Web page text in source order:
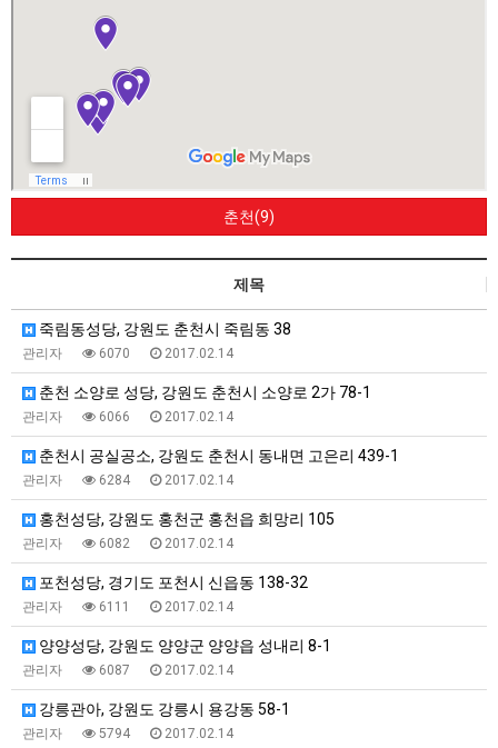
춘천(9)
제목
죽림동성당, 강원도 춘천시 죽림동 38
관리자 6070 2017.02.14
춘천 소양로 성당, 강원도 춘천시 소양로 2가 78-1
관리자 6066 2017.02.14
춘천시 공실공소, 강원도 춘천시 동내면 고은리 439-1
관리자 6284 2017.02.14
홍천성당, 강원도 홍천군 홍천읍 희망리 105
관리자 6082 2017.02.14
포천성당, 경기도 포천시 신읍동 138-32
관리자 6111 2017.02.14
양양성당, 강원도 양양군 양양읍 성내리 8-1
관리자 6087 2017.02.14
강릉관아, 강원도 강릉시 용강동 58-1
관리자 5794 2017.02.14